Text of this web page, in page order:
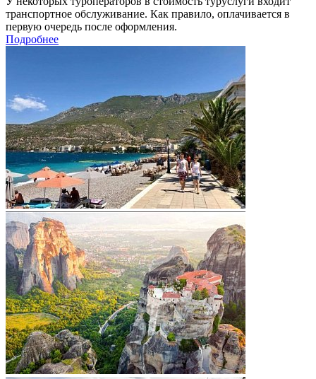
транспортное обслуживание. Как правило, оплачивается в
первую очередь после оформления.
Подробнее